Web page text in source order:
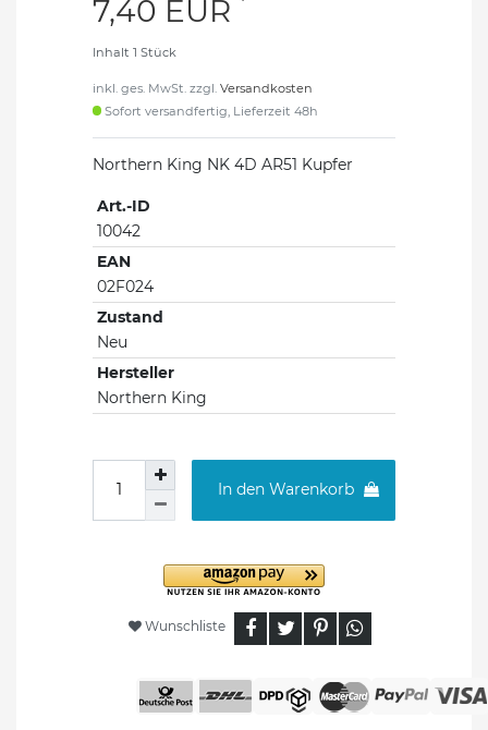
7,40 EUR
Inhalt 1 Stück
inkl. ges. MwSt. zzgl. Versandkosten
Sofort versandfertig, Lieferzeit 48h
Northern King NK 4D AR51 Kupfer
Art.-ID
10042
EAN
02F024
Zustand
Neu
Hersteller
Northern King
In den Warenkorb
Wunschliste